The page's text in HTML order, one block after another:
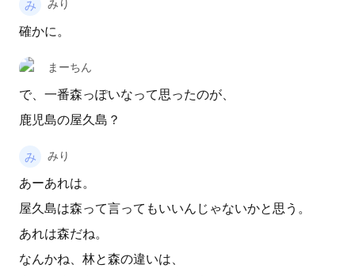
みり
確かに。
まーちん
で、一番森っぽいなって思ったのが、
鹿児島の屋久島？
みり
あーあれは。
屋久島は森って言ってもいいんじゃないかと思う。
あれは森だね。
なんかね、林と森の違いは、